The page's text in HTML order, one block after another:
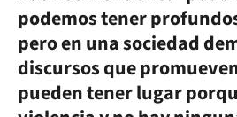
podemos tener
pero en una sociedad
discursos que
pueden tener lugar